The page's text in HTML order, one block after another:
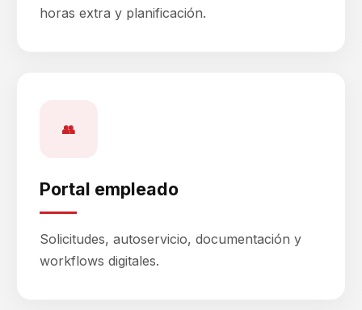
horas extra y planificación.
👥
Portal empleado
Solicitudes, autoservicio, documentación y
workflows digitales.